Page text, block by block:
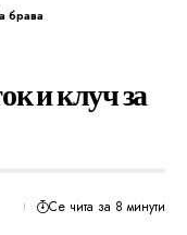
брава
и клуч за
Се чита за 8 минути